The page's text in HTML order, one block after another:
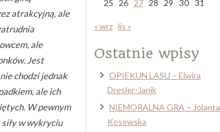
atrakcyjną, ale
ale
Jest
chodzi jednak
ale ich
W pewnym
w wykryciu
25
26 27 28 29 30 31
« wrz lis »
Ostatnie wpisy
OPIEKUN LASU – Elwira
Dresler-Janik
NIEMORALNA GRA – Jolanta
Kosowska